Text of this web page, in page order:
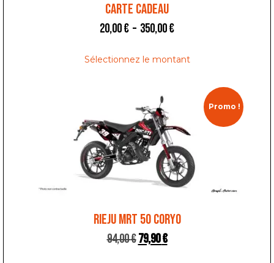
Carte Cadeau
20,00€ – 350,00€
Sélectionnez le montant
Promo !
RIEJU MRT 50 CORYO
94,00€79,90€